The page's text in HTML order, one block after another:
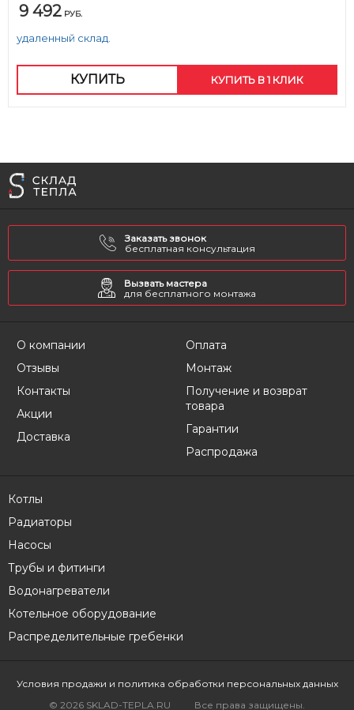
9 492 РУБ.
удаленный склад.
КУПИТЬ КУПИТЬ В 1 КЛИК
Заказать звонок
бесплатная консультация
Вызвать мастера
для бесплатного монтажа
О компании
Отзывы
Контакты
Акции
Доставка
Оплата
Монтаж
Получение и возврат
товара
Гарантии
Распродажа
Котлы
Радиаторы
Насосы
Трубы и фитинги
Водонагреватели
Котельное оборудование
Распределительные гребенки
Условия продажи и политика обработки персональных данных
© 2026 SKLAD-TEPLA.RU
Все права защищены.